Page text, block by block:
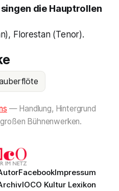
die Hauptrollen
Florestan (Tenor).
— Handlung, Hintergrund
Bühnenwerken.
FacebookImpressum
IOCO Kultur Lexikon